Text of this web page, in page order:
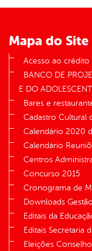
Mapa do Site
Acesso ao crédito
BANCO DE
E DO
Bares e
Cadastro Cultural
Calendário 2020
Calendário
Centros
Concurso 2015
Cronograma de
Downloads
Editais da
Editais Secretaria
Eleições